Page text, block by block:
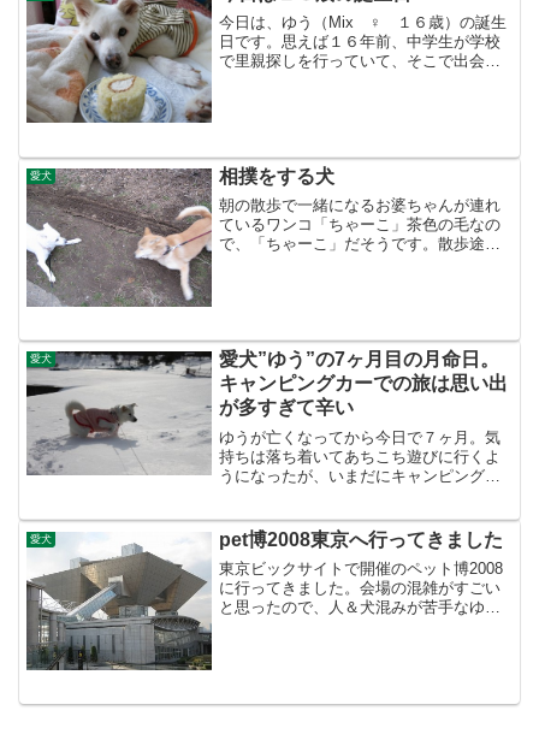
今日は、ゆう（Mix ♀ １６歳）の誕生
日です。思えば１６年前、中学生が学校
で里親探しを行っていて、そこで出会っ
愛犬 相撲をする犬
朝の散歩で一緒になるお婆ちゃんが連れ
ているワンコ「ちゃーこ」茶色の毛なの
で、「ちゃーこ」だそうです。散歩途中
愛犬
愛犬”ゆう”の7ヶ月目の月命日。
キャンピングカーでの旅は思い出
が多すぎて辛い
ゆうが亡くなってから今日で７ヶ月。気
持ちは落ち着いてあちこち遊びに行くよ
うになったが、いまだにキャンピングカ
グカー、思い出が多いので楽しい事も沢
山思い出すが、ここに”ゆ...
愛犬 pet博2008東京へ行ってきました
東京ビックサイトで開催のペット博2008
に行ってきました。会場の混雑がすごい
と思ったので、人＆犬混みが苦手なゆう